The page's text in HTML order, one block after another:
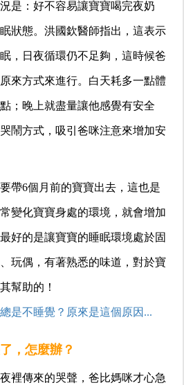
是：好不容易讓寶寶喝完夜奶
狀態。洪國欽醫師指出，這表示
，日夜循環仍不足夠，這時候爸
來方式來進行。白天耗多一點體
；晚上就盡量讓他感覺有安全
鬧方式，吸引爸咪注意來增加安
帶6個月前的寶寶出去，這也是
變化寶寶身處的環境，就會增加
好的是讓寶寶的睡眠環境處於固
玩偶，有著熟悉的味道，對於寶
幫助的！
是不睡覺？原來是這個原因...
，怎麼辦？
裡傳來的哭聲，爸比媽咪才心急